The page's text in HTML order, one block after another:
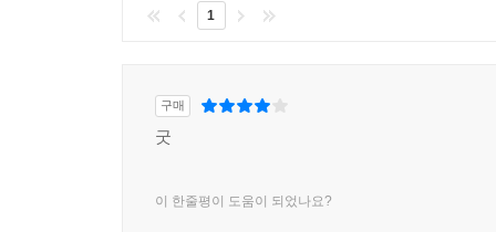
1
구매
굿
이 한줄평이 도움이 되었나요?